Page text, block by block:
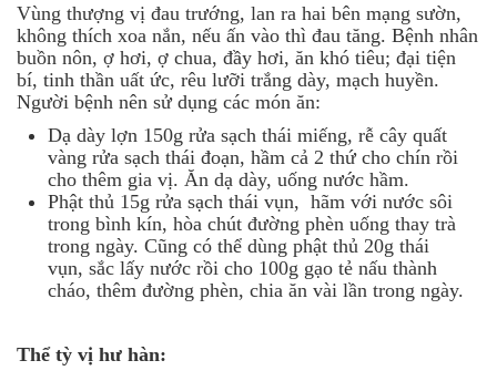
Vùng thượng vị đau trướng, lan ra hai bên mạng sườn,
không thích xoa nắn, nếu ấn vào thì đau tăng. Bệnh nhân
buồn nôn, ợ hơi, ợ chua, đầy hơi, ăn khó tiêu; đại tiện
bí, tinh thần uất ức, rêu lưỡi trắng dày, mạch huyền.
Người bệnh nên sử dụng các món ăn:
Dạ dày lợn 150g rửa sạch thái miếng, rễ cây quất
vàng rửa sạch thái đoạn, hầm cả 2 thứ cho chín rồi
cho thêm gia vị. Ăn dạ dày, uống nước hầm.
Phật thủ 15g rửa sạch thái vụn, hãm với nước sôi
trong bình kín, hòa chút đường phèn uống thay trà
trong ngày. Cũng có thể dùng phật thủ 20g thái
vụn, sắc lấy nước rồi cho 100g gạo tẻ nấu thành
cháo, thêm đường phèn, chia ăn vài lần trong ngày.
Thể tỳ vị hư hàn: